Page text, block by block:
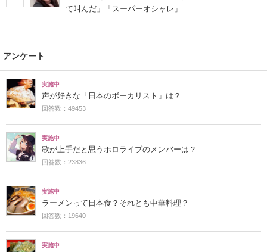
て叫んだ」「スーパーオシャレ」
アンケート
実施中
声が好きな「日本のボーカリスト」は？
回答数：49453
実施中
歌が上手だと思うホロライブのメンバーは？
回答数：23836
実施中
ラーメンって日本食？それとも中華料理？
回答数：19640
実施中